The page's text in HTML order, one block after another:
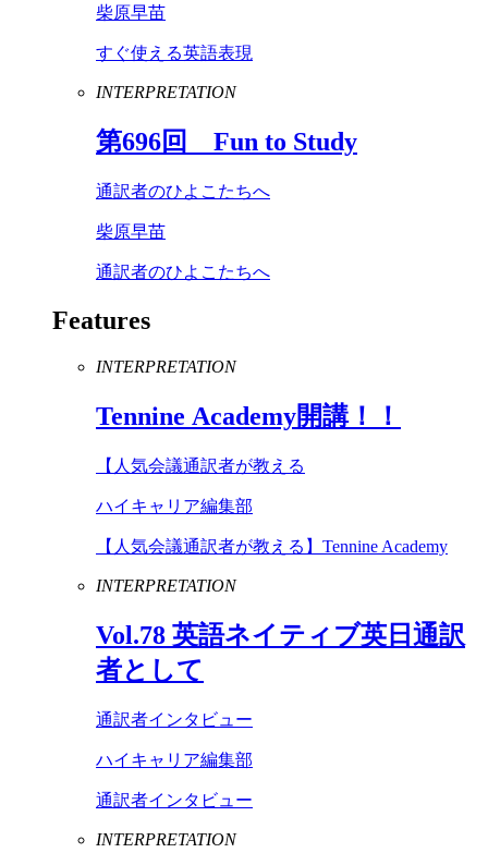
柴原早苗
すぐ使える英語表現
INTERPRETATION
第696回 Fun to Study
通訳者のひよこたちへ
柴原早苗
通訳者のひよこたちへ
Features
INTERPRETATION
Tennine Academy開講！！
【人気会議通訳者が教える
ハイキャリア編集部
【人気会議通訳者が教える】Tennine Academy
INTERPRETATION
Vol.78 英語ネイティブ英日通訳
者として
通訳者インタビュー
ハイキャリア編集部
通訳者インタビュー
INTERPRETATION